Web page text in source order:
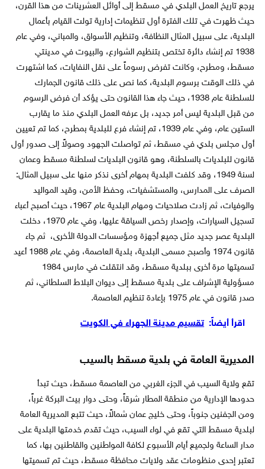
يرجع تاريخ العمل البلدي في مسقط إلى أوائل العشرينات من هذا القرن،
حيث ظهرت في تلك الفترة أول تنظيمات إدارية تولت القيام بأعمال
البلدية، على سبيل المثال النظافة، وتنظيم الأسواق، والمباني، وفي عام
1938 تم إنشاء دائرة تختص بتنظيم الشوارع، والبيوت في مدينتي
مسقط، ومطرح، وكانت تفرض رسوماً على نقل النفايات، كما اشتهرت
في ذلك الوقت برسوم البلدية، كما نص على ذلك قانون الجمارك
للسلطنة عام 1938، حيث جاء هذا القانون حتى يؤكد أن فرض الرسوم
من قبل البلدية ليس أمر جديد، بل عرفه العمل البلدي منذ ما يقارب
الستين عام، وفي عام 1939، تم إنشاء فرع للبلدية بمطرح، كما تم تعيين
أول مجلس بلدي في مسقط، ثم تواصلت الجهود وصولاً إلى صدور أول
قانون للبلديات بالسلطنة، وهو قانون البلديات لسلطنة مسقط وعمان
لسنة 1949، وقد كلفت البلدية بمهام أخرى نذكر منها على سبيل المثال:
الصرف على المدارس، والمستشفيات، وحفظ الأمن، وقيد المواليد
والوفيات، ثم زادت صلاحيات ومهام البلدية عام 1967، حيث أصبح أعباء
تسجيل السيارات، وإصدار رخص السياقة عليها، وفي عام 1970، دخلت
البلدية عصر جديد مثل جميع أجهزة ومؤسسات الدولة الأخرى، ثم جاء
قانون 1974 وأصبح مسمى البلدية، بلدية العاصمة، وفي عام 1988 أعيد
تسميتها مرة أخرى ببلدية مسقط، وقد انتقلت في مارس 1984
مسؤولية الإشراف على بلدية مسقط إلى ديوان البلاط السلطاني، ثم
صدر قانون في عام 1975 بإعادة تنظيم العاصمة.
اقرأ أيضاً: تقسيم مدينة الجهراء في الكويت
المديرية العامة في بلدية مسقط بالسيب
تقع ولاية السيب في الجزء الغربي من العاصمة مسقط، حيث تبدأ
حدودها الإدارية من منطقة المطار شرقاً، وحتى دوار بيت البركة غرباً،
ومن الجفنين جنوباً، وحتى خليج عمان شمالاً، حيث تتبع المديرية العامة
لبلدية مسقط التي تقع في لواء السيب، حيث تقدم خدمتها البلدية على
مدار الساعة ولجميع أيام الأسبوع لكافة المواطنين والقاطنين بها، كما
تعتبر إحدى منظومات عقد ولايات محافظة مسقط، حيث تم تسميتها